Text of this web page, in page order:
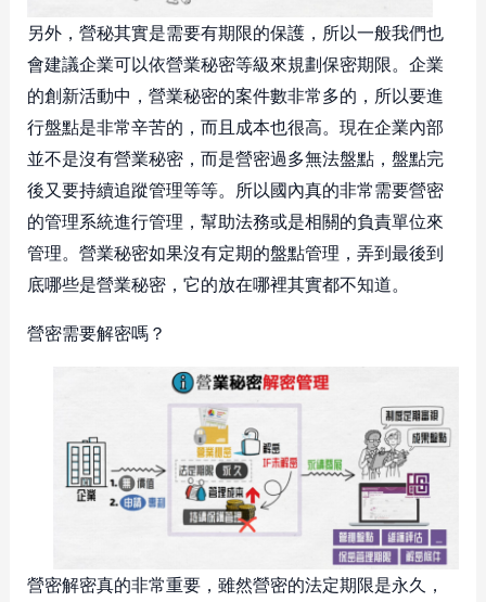
另外，營秘其實是需要有期限的保護，所以一般我們也
會建議企業可以依營業秘密等級來規劃保密期限。企業
的創新活動中，營業秘密的案件數非常多的，所以要進
行盤點是非常辛苦的，而且成本也很高。現在企業內部
並不是沒有營業秘密，而是營密過多無法盤點，盤點完
後又要持續追蹤管理等等。所以國內真的非常需要營密
的管理系統進行管理，幫助法務或是相關的負責單位來
管理。營業秘密如果沒有定期的盤點管理，弄到最後到
底哪些是營業秘密，它的放在哪裡其實都不知道。
營密需要解密嗎？
營密解密真的非常重要，雖然營密的法定期限是永久，